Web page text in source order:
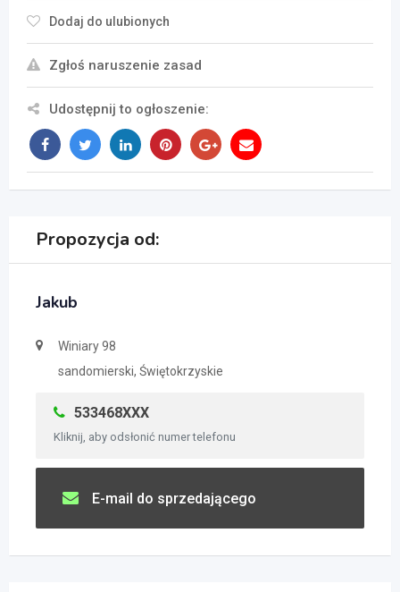
Dodaj do ulubionych
Zgłoś naruszenie zasad
Udostępnij to ogłoszenie:
Propozycja od:
Jakub
Winiary 98
sandomierski, Świętokrzyskie
533468XXX
Kliknij, aby odsłonić numer telefonu
E-mail do sprzedającego